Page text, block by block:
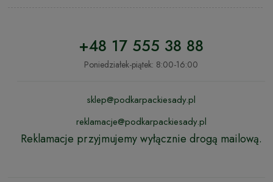
+48 17 555 38 88
Poniedziałek-piątek: 8:00-16:00
sklep@podkarpackiesady.pl
reklamacje@podkarpackiesady.pl
Reklamacje przyjmujemy wyłącznie drogą mailową.